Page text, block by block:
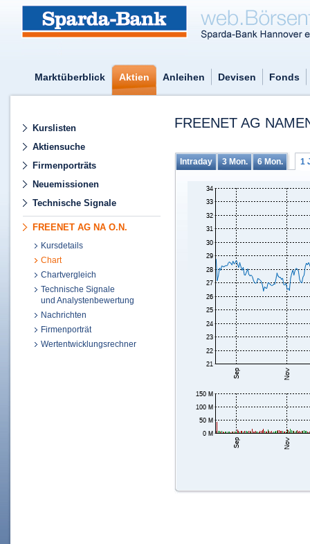
Marktüberblick Aktien Anleihen Devisen Fonds
Kurslisten
Aktiensuche
Firmenporträts
Neuemissionen
Technische Signale
FREENET AG NA O.N.
Kursdetails
Chart
Chartvergleich
Technische Signale
und Analystenbewertung
Nachrichten
Firmenporträt
Wertentwicklungsrechner
FREENET AG
Intraday 3 Mon. 6 Mon. 1